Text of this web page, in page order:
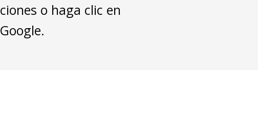
o haga clic en